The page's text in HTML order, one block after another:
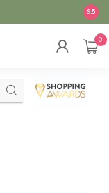
9.5
0